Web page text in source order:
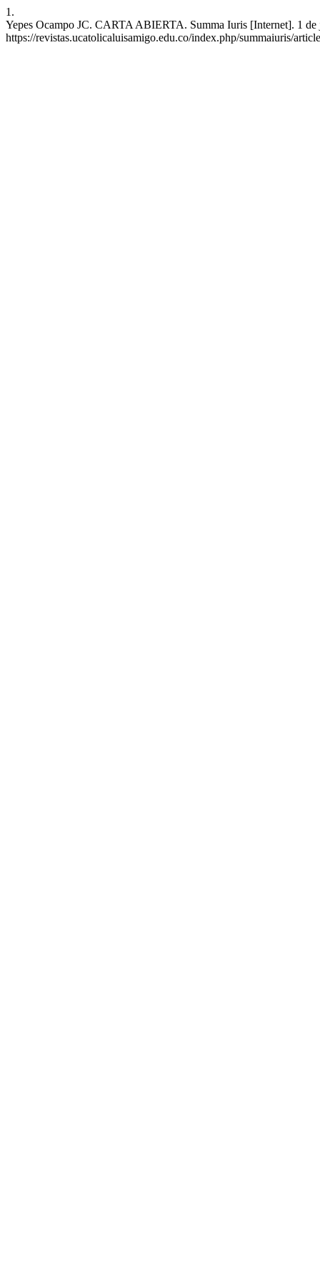
1.
Yepes Ocampo JC. CARTA ABIERTA. Summa Iuris [Internet]. 1
https://revistas.ucatolicaluisamigo.edu.co/index.php/summaiuris/